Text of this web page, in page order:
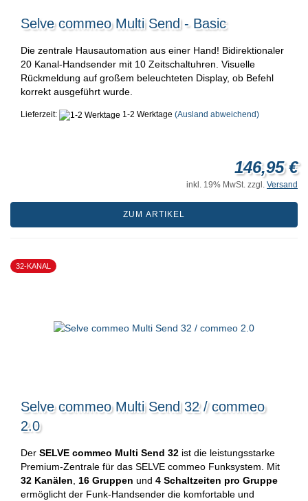
Selve commeo Multi Send - Basic
Die zentrale Hausautomation aus einer Hand! Bidirektionaler
20 Kanal-Handsender mit 10 Zeitschaltuhren. Visuelle
Rückmeldung auf großem beleuchteten Display, ob Befehl
korrekt ausgeführt wurde.
Lieferzeit: 1-2 Werktage (Ausland abweichend)
146,95 €
inkl. 19% MwSt. zzgl. Versand
ZUM ARTIKEL
32-KANAL
Selve commeo Multi Send 32 / commeo
2.0
Der SELVE commeo Multi Send 32 ist die leistungsstarke
Premium-Zentrale für das SELVE commeo Funksystem. Mit
32 Kanälen
16 Gruppen und 4 Schaltzeiten pro Gruppe
ermöglicht der Funk-Handsender die komfortable und